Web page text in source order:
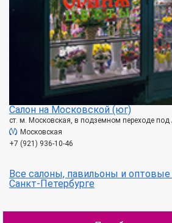
Салон на Московской (юг)
ст. м. Московская, в подземном переходе под
Московская
+7 (921) 936-10-46
Все салоны, павильоны и
Санкт-Петербурге